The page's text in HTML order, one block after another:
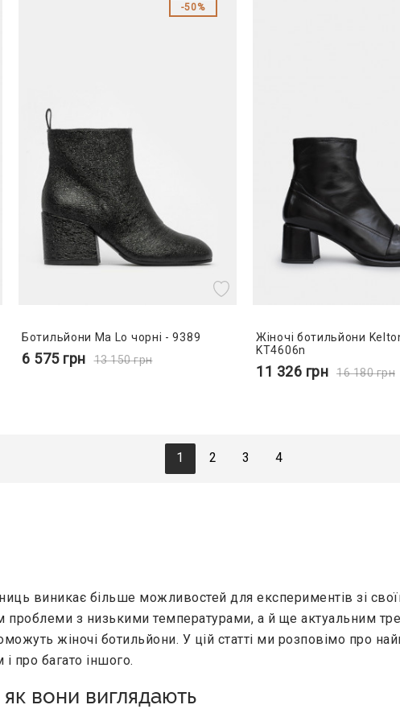
50%
Ботильйони Ma Lo чорні - 9389
6 575 грн 13 150грн
Жіночі ботильйони
KT4606n
11 326 грн 16 180грн
1 2 3 4
виникає більше можливостей для експериментів зі
проблеми з низькими температурами, а й ще актуальним
жіночі ботильйони. У цій статті ми розповімо про
про багато іншого.
вони виглядають